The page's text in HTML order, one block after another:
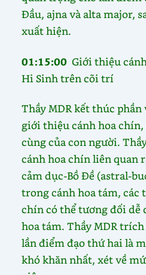
Đầu, ajna và alta major,
xuất hiện.
01:15:00Giới thiệu
Hi Sinh trên cõi trí
Thầy MDR kết thúc phần
giới thiệu cánh hoa
cùng của con người.
cánh hoa chín liên quan
cảm dục-Bồ Đề (astral-
trong cánh hoa tám, các
chín có thể tương đối dễ
hoa tám. Thầy MDR
lần điểm đạo thứ hai là
khó khăn nhất, xét về